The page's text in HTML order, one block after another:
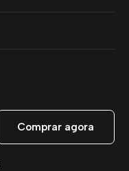
Comprar agora